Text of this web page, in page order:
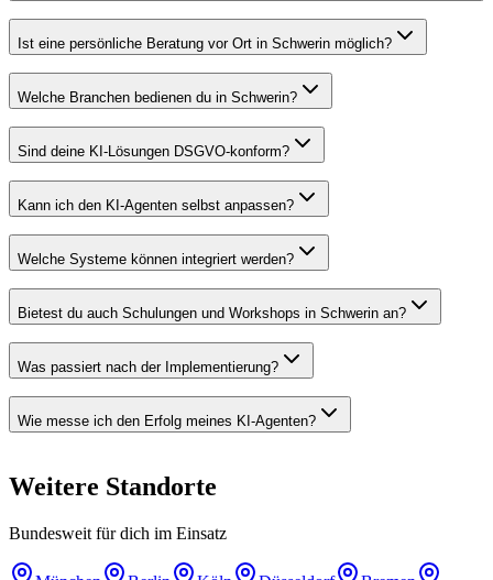
Ist eine persönliche Beratung vor Ort in Schwerin möglich?
Welche Branchen bedienen du in Schwerin?
Sind deine KI-Lösungen DSGVO-konform?
Kann ich den KI-Agenten selbst anpassen?
Welche Systeme können integriert werden?
Bietest du auch Schulungen und Workshops in Schwerin an?
Was passiert nach der Implementierung?
Wie messe ich den Erfolg meines KI-Agenten?
Weitere Standorte
Bundesweit für dich im Einsatz